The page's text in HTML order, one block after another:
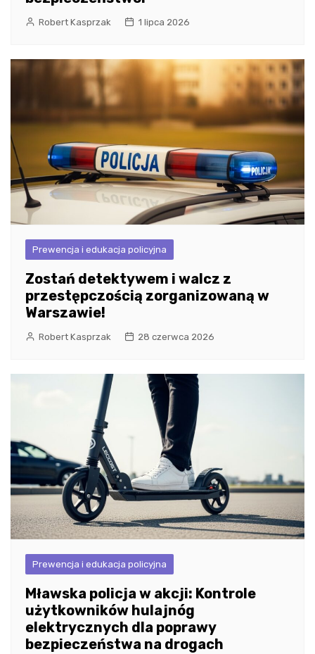
Robert Kasprzak 1 lipca 2026
Prewencja i edukacja policyjna
Zostań detektywem i walcz z
przestępczością zorganizowaną w
Warszawie!
Robert Kasprzak 28 czerwca 2026
Prewencja i edukacja policyjna
Mławska policja w akcji: Kontrole
użytkowników hulajnóg
elektrycznych dla poprawy
bezpieczeństwa na drogach